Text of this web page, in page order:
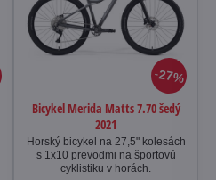
27%
Bicykel Merida Matts 7.70 šedý
2021
Horský bicykel na 27,5" kolesách
s 1x10 prevodmi na športovú
cyklistiku v horách.